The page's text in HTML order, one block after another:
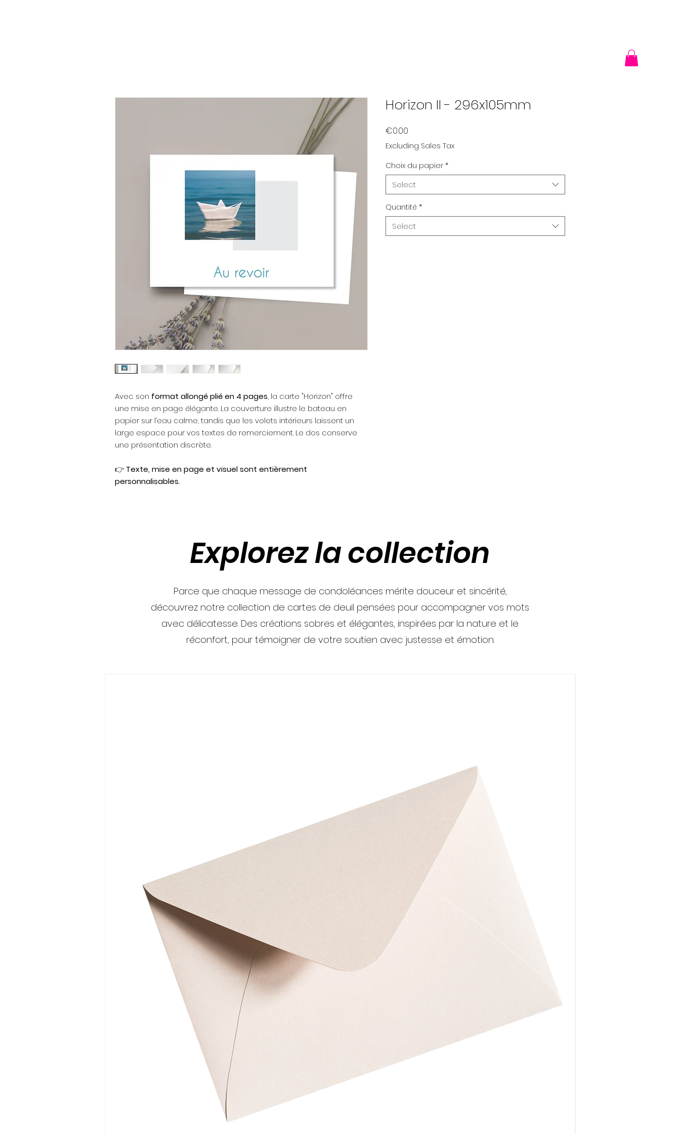
Avec son format allongé plié en 4 pages, la carte "Horizon" offre
une mise en page élégante. La couverture illustre le bateau en
papier sur l’eau calme, tandis que les volets intérieurs laissent un
large espace pour vos textes de remerciement. Le dos conserve
une présentation discrète.
👉 Texte, mise en page et visuel sont entièrement
personnalisables.
Horizon II - 296x105mm
€0.00
Excluding Sales Tax
Choix du papier *
Select
Quantité *
Select
Explorez la collection
Parce que chaque message de condoléances mérite douceur et sincérité,
découvrez notre collection de cartes de deuil pensées pour accompagner vos mots
avec délicatesse. Des créations sobres et élégantes, inspirées par la nature et le
réconfort, pour témoigner de votre soutien avec justesse et émotion.